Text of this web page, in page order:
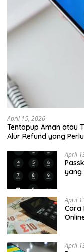
April 15, 2026
Tentopup Aman atau
Alur Refund yang
April
yang
April
Cara
April